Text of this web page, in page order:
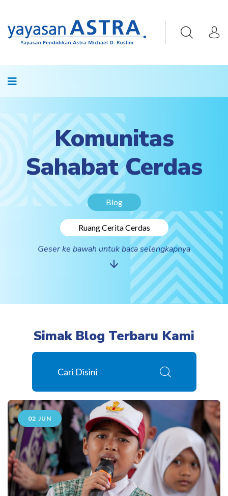
Komunitas
Sahabat Cerdas
Blog
Ruang Cerita Cerdas
Geser ke bawah untuk baca selengkapnya
Simak Blog Terbaru Kami
02 JUN